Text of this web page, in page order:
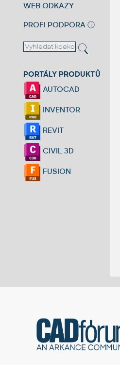
WEB ODKAZY
PROFI PODPORA ⓘ
PORTÁLY PRODUKTŮ
AUTOCAD
INVENTOR
REVIT
CIVIL 3D
FUSION